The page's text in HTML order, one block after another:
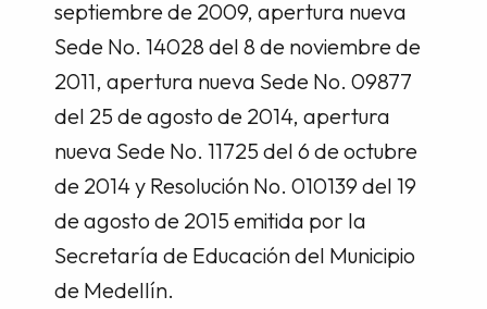
septiembre de 2009, apertura nueva
Sede No. 14028 del 8 de noviembre de
2011, apertura nueva Sede No. 09877
del 25 de agosto de 2014, apertura
nueva Sede No. 11725 del 6 de octubre
de 2014 y Resolución No. 010139 del 19
de agosto de 2015 emitida por la
Secretaría de Educación del Municipio
de Medellín.